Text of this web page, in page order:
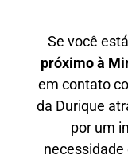
Se você
próximo à
em contato
da Durique
por um
necessidade